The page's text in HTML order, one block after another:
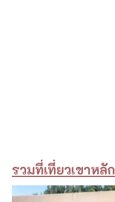
รวมที่เที่ยวเขาหลัก